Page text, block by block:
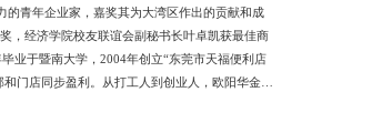
青年企业家，嘉奖其为大湾区作出的贡献和成
，经济学院校友联谊会副秘书长叶卓凯获最佳商
业于暨南大学，2004年创立“东莞市天福便利店
门店同步盈利。从打工人到创业人，欧阳华金希